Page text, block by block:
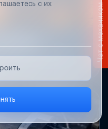
восстановим
с их
Чат с механиком